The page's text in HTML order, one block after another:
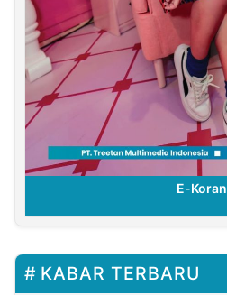
E-Koran
KABAR TERBARU